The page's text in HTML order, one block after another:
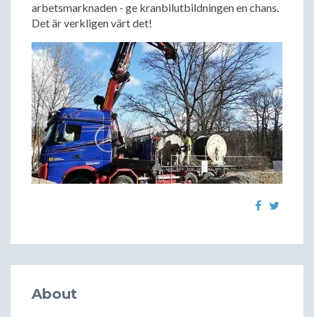
arbetsmarknaden - ge kranbilutbildningen en chans.
Det är verkligen värt det!
About